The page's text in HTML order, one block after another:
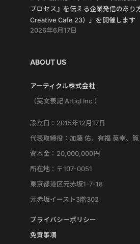
プロセス』を伝える企業発信のあり
Creative Cafe 23）」を開催します
2026年6月17日
ABOUT US
アーティクル株式会社
（英文表記 Artiql Inc.）
設立日：2015年12月17日
代表取締役：加藤 佑、有福 英幸、筧
資本金：20,000,000円
所在地：〒107-0051
東京都港区元赤坂1-7-18
元赤坂イースト3階302
プライバシーポリシー
免責事項